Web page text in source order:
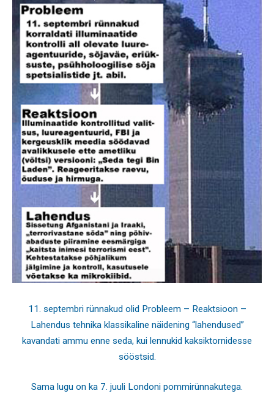
11. septembri rünnakud olid Probleem – Reaktsioon –
Lahendus tehnika klassikaline näidening “lahendused”
kavandati ammu enne seda, kui lennukid kaksiktornidesse
sööstsid.
Sama lugu on ka 7. juuli Londoni pommirünnakutega.